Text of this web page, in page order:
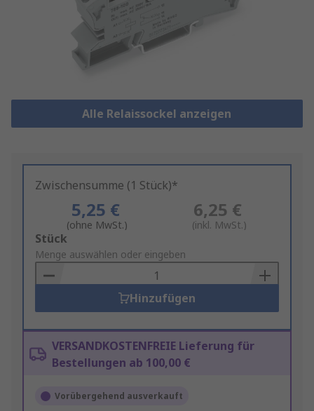
Alle Relaissockel anzeigen
Zwischensumme (1 Stück)*
5,25 €
(ohne MwSt.)
6,25 €
(inkl. MwSt.)
Add
to
Basket
Stück
Menge auswählen oder eingeben
Hinzufügen
VERSANDKOSTENFREIE Lieferung für
Bestellungen ab 100,00 €
Vorübergehend ausverkauft